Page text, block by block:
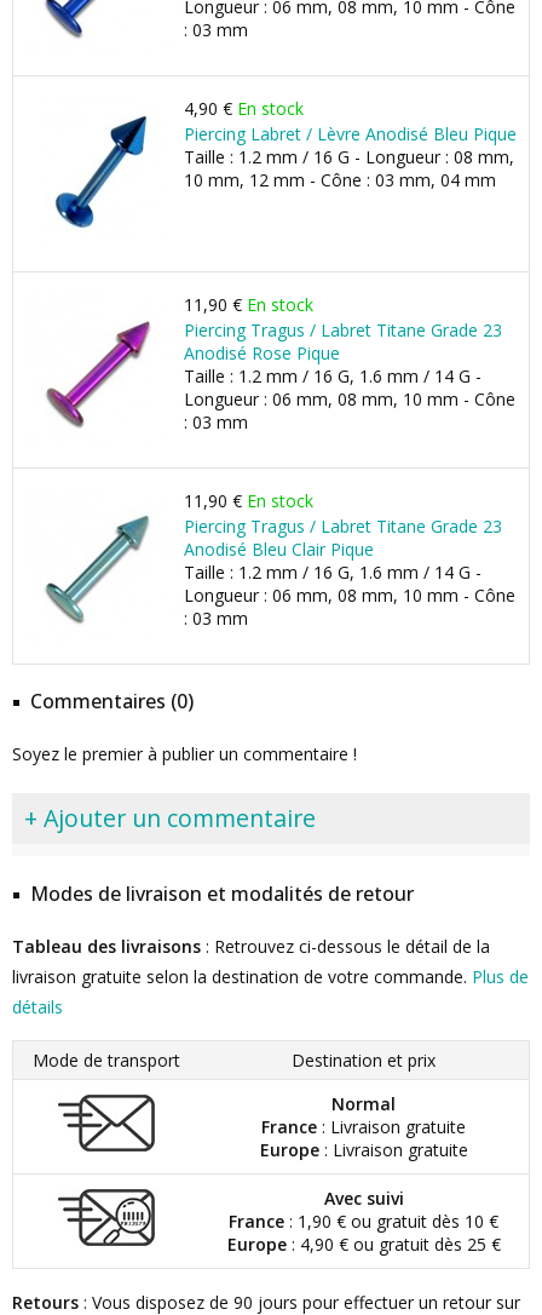
Longueur : 06 mm, 08 mm, 10 mm - Cône
: 03 mm
4,90 € En stock
Piercing Labret / Lèvre Anodisé Bleu Pique
Taille : 1.2 mm / 16 G - Longueur : 08 mm,
10 mm, 12 mm - Cône : 03 mm, 04 mm
11,90 € En stock
Piercing Tragus / Labret Titane Grade 23
Anodisé Rose Pique
Taille : 1.2 mm / 16 G, 1.6 mm / 14 G -
Longueur : 06 mm, 08 mm, 10 mm - Cône
: 03 mm
11,90 € En stock
Piercing Tragus / Labret Titane Grade 23
Anodisé Bleu Clair Pique
Taille : 1.2 mm / 16 G, 1.6 mm / 14 G -
Longueur : 06 mm, 08 mm, 10 mm - Cône
: 03 mm
Commentaires (0)
Soyez le premier à publier un commentaire !
+ Ajouter un commentaire
Modes de livraison et modalités de retour
Tableau des livraisons : Retrouvez ci-dessous le détail de la
livraison gratuite selon la destination de votre commande. Plus de
détails
Mode de transport
Destination et prix
Normal
France : Livraison gratuite
Europe: Livraison gratuite
Avec suivi
France : 1,90 € ou gratuit dès 10 €
Europe: 4,90 € ou gratuit dès 25 €
Retours : Vous disposez de 90 jours pour effectuer un retour sur